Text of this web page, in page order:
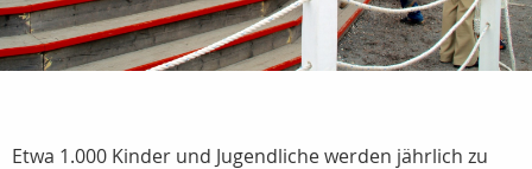
Etwa 1.000 Kinder und Jugendliche werden jährlich zu